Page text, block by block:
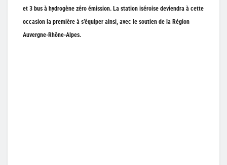
et 3 bus à hydrogène zéro émission. La station iséroise deviendra à cette
occasion la première à s’équiper ainsi, avec le soutien de la Région
Auvergne-Rhône-Alpes.